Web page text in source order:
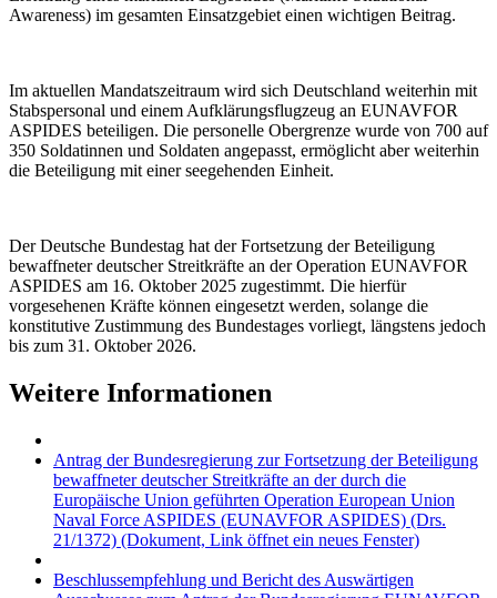
Awareness) im gesamten Einsatzgebiet einen wichtigen Beitrag.
Im aktuellen Mandatszeitraum wird sich Deutschland weiterhin mit
Stabspersonal und einem Aufklärungsflugzeug an EUNAVFOR
ASPIDES beteiligen. Die personelle Obergrenze wurde von 700 auf
350 Soldatinnen und Soldaten angepasst, ermöglicht aber weiterhin
die Beteiligung mit einer seegehenden Einheit.
Der Deutsche Bundestag hat der Fortsetzung der Beteiligung
bewaffneter deutscher Streitkräfte an der Operation EUNAVFOR
ASPIDES am 16. Oktober 2025 zugestimmt. Die hierfür
vorgesehenen Kräfte können eingesetzt werden, solange die
konstitutive Zustimmung des Bundestages vorliegt, längstens jedoch
bis zum 31. Oktober 2026.
Weitere Informationen
Antrag der Bundesregierung zur Fortsetzung der Beteiligung
bewaffneter deutscher Streitkräfte an der durch die
Europäische Union geführten Operation European Union
Naval Force ASPIDES (EUNAVFOR ASPIDES) (Drs.
21/1372) (Dokument, Link öffnet ein neues Fenster)
Beschlussempfehlung und Bericht des Auswärtigen